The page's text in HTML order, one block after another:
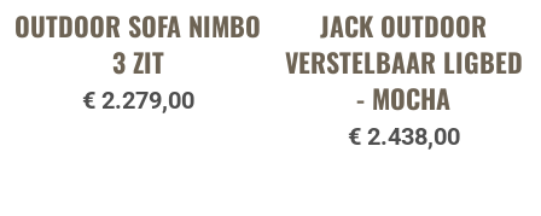
OUTDOOR SOFA NIMBO
3 ZIT
€ 2.279,00
JACK OUTDOOR
VERSTELBAAR LIGBED
- MOCHA
€ 2.438,00